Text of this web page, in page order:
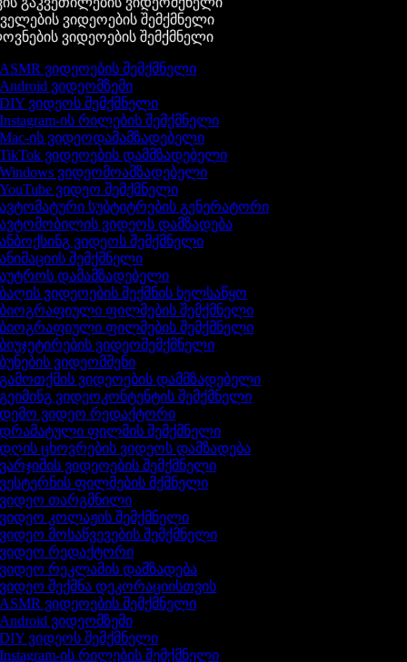
ვიდეოების შემქმნელი
ვიდეოების შემქმნელი
ვიდეოების შემქმნელი
ვიდეომზემი
ვიდეოს შემქმნელი
ის რილების შემქმნელი
ის ვიდეოდამამზადებელი
ვიდეოების დამმზადებელი
ვიდეომოამზადებელი
ვიდეო შემქმნელი
სუბტიტრების გენერატორი
ვიდეოს დამზადება
ვიდეოს შემქმნელი
შემქმნელი
დამამზადებელი
ვიდეოების შექმნის ხელსაწყო
ფილმების შემქმნელი
ფილმების შემქმნელი
ვიდეოშემქმნელი
ვიდეომშენი
ვიდეოების დამმზადებელი
ვიდეოკონტენტის შემქმნელი
ვიდეო რედაქტორი
ფილმის შემქმნელი
ცხოვრების ვიდეოს დამზადება
ვიდეოების შემქმნელი
ფილმების მქმნელი
თარგმნილი
კოლაჟის შემქმნელი
მოსაწვევების შემქმნელი
რედაქტორი
რეკლამის დამზადება
შექმნა დეკორაციისთვის
ვიდეოების შემქმნელი
ვიდეომზემი
ვიდეოს შემქმნელი
ის რილების შემქმნელი